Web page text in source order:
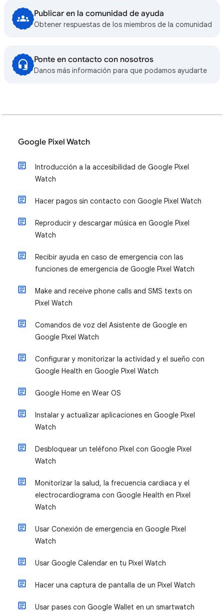
Publicar en la comunidad de ayuda
Obtener respuestas de los miembros de la comunidad
Ponte en contacto con nosotros
Danos más información para que podamos ayudarte
Google Pixel Watch
Introducción a la accesibilidad de Google Pixel
Watch
Hacer pagos sin contacto con Google Pixel Watch
Reproducir y descargar música en Google Pixel
Watch
Recibir ayuda en caso de emergencia con las
funciones de emergencia de Google Pixel Watch
Make and receive phone calls and SMS texts on
Pixel Watch
Comandos de voz del Asistente de Google en
Google Pixel Watch
Configurar y monitorizar la actividad y el sueño con
Google Health en Google Pixel Watch
Google Home en Wear OS
Instalar y actualizar aplicaciones en Google Pixel
Watch
Desbloquear un teléfono Pixel con Google Pixel
Watch
Monitorizar la salud, la frecuencia cardiaca y el
electrocardiograma con Google Health en Pixel
Watch
Usar Conexión de emergencia en Google Pixel
Watch
Usar Google Calendar en tu Pixel Watch
Hacer una captura de pantalla de un Pixel Watch
Usar pases con Google Wallet en un smartwatch